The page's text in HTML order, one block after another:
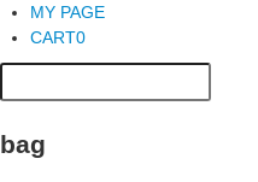
MY PAGE
CART0
bag